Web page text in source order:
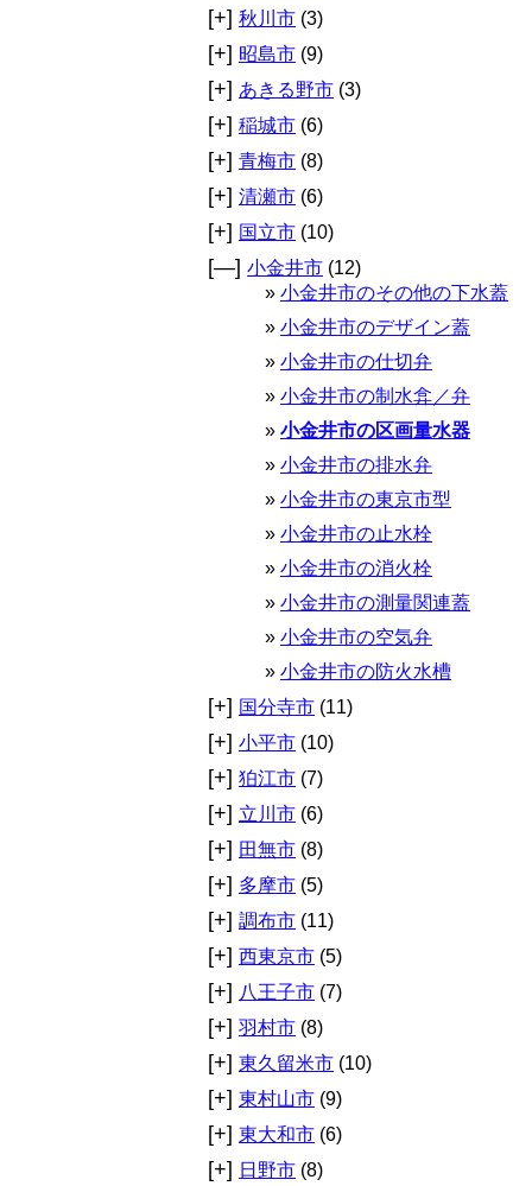
[+] 秋川市 (3)
[+] 昭島市 (9)
[+] あきる野市 (3)
[+] 稲城市 (6)
[+] 青梅市 (8)
[+] 清瀬市 (6)
[+] 国立市 (10)
[—] 小金井市 (12)
小金井市のその他の下水蓋
小金井市のデザイン蓋
小金井市の仕切弁
小金井市の制水弇／弁
小金井市の区画量水器
小金井市の排水弁
小金井市の東京市型
小金井市の止水栓
小金井市の消火栓
小金井市の測量関連蓋
小金井市の空気弁
小金井市の防火水槽
[+] 国分寺市 (11)
[+] 小平市 (10)
[+] 狛江市 (7)
[+] 立川市 (6)
[+] 田無市 (8)
[+] 多摩市 (5)
[+] 調布市 (11)
[+] 西東京市 (5)
[+] 八王子市 (7)
[+] 羽村市 (8)
[+] 東久留米市 (10)
[+] 東村山市 (9)
[+] 東大和市 (6)
[+] 日野市 (8)